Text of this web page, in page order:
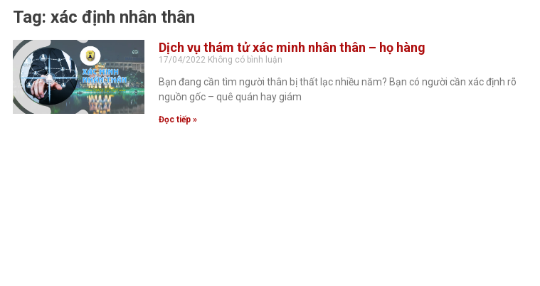
Tag: xác định nhân thân
Dịch vụ thám tử xác minh nhân thân – họ hàng
17/04/2022 Không có bình luận
Bạn đang cần tìm người thân bị thất lạc nhiều năm? Bạn có người cần xác định rõ
nguồn gốc – quê quán hay giám
Đọc tiếp »